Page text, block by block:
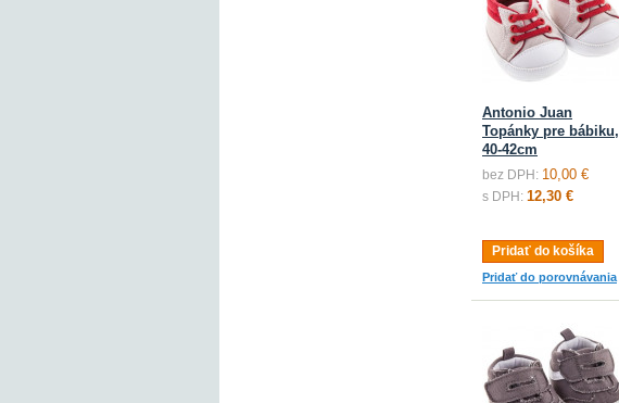
Antonio Juan
Topánky pre bábiku,
40-42cm
bez DPH: 10,00 €
s DPH: 12,30 €
Pridať do košíka
Pridať do porovnávania